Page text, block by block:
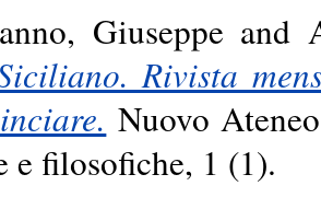
Giuseppe and
Rivista
Nuovo
e filosofiche, 1 (1).